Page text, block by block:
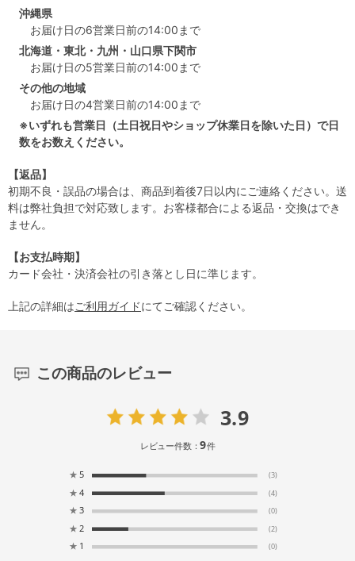
沖縄県
お届け日の6営業日前の14:00まで
北海道・東北・九州・山口県下関市
お届け日の5営業日前の14:00まで
その他の地域
お届け日の4営業日前の14:00まで
※いずれも営業日（土日祝日やショップ休業日を除いた日）で日
数をお数えください。
【返品】
初期不良・誤品の場合は、商品到着後7日以内にご連絡ください。送
料は弊社負担で対応致します。お客様都合による返品・交換はでき
ません。
【お支払時期】
カード会社・決済会社の引き落とし日に準じます。
上記の詳細はご利用ガイドにてご確認ください。
この商品のレビュー
3.9
レビュー件数：9件
★ 5 (3)
★ 4 (4)
★ 3 (0)
★ 2 (2)
★ 1 (0)